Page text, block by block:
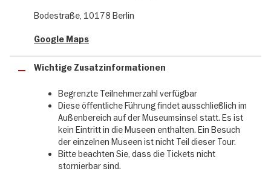
Das erwartet Sie bei der Jubiläumstour: 200 Jahre
Museumsinsel
Tour-Guide
✔ Faszinierende Einblicke in die Architektur, Stadt- und
Kulturgeschichte
✔ Jährlich wechselnde Themenschwerpunkte: 2025: Altes
Museum 2026: Alte Nationalgalerie
✔ Spannende Einblicke und Informationen rund um die
Museumsinsel Berlin
Bodestraße, 10178 Berlin
Google Maps
Wichtige Zusatzinformationen
Begrenzte Teilnehmerzahl verfügbar
Diese öffentliche Führung findet ausschließlich im
Außenbereich auf der Museumsinsel statt. Es ist
kein Eintritt in die Museen enthalten. Ein Besuch
der einzelnen Museen ist nicht Teil dieser Tour.
Bitte beachten Sie, dass die Tickets nicht
stornierbar sind.